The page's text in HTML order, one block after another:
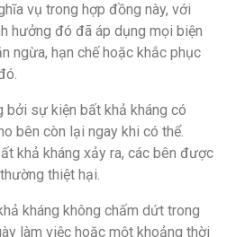
vụ trong hợp đồng này, với
hưởng đó đã áp dụng mọi biện
ngừa, hạn chế hoặc khắc phục
bởi sự kiện bất khả kháng có
bên còn lại ngay khi có thể.
khả kháng xảy ra, các bên được
thiệt hại.
kháng không chấm dứt trong
làm việc hoặc một khoảng thời